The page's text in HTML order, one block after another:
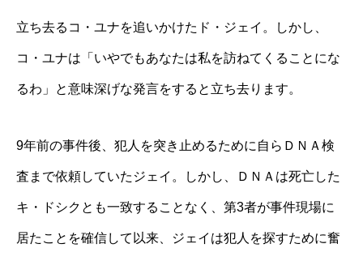
立ち去るコ・ユナを追いかけたド・ジェイ。しかし、
コ・ユナは「いやでもあなたは私を訪ねてくることにな
るわ」と意味深げな発言をすると立ち去ります。
9年前の事件後、犯人を突き止めるために自らＤＮＡ検
査まで依頼していたジェイ。しかし、ＤＮＡは死亡した
キ・ドシクとも一致することなく、第3者が事件現場に
居たことを確信して以来、ジェイは犯人を探すために奮